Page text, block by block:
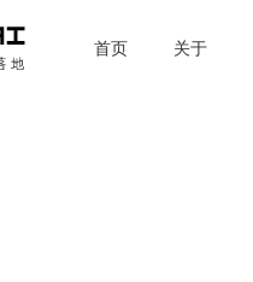
首页 关于